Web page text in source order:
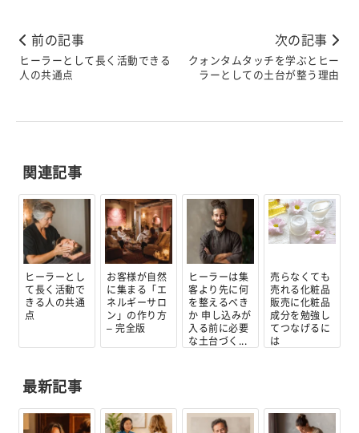
前の記事
ヒーラーとして長く活動できる
人の共通点
次の記事
クォンタムタッチを学ぶとヒー
ラーとしての土台が整う理由
関連記事
ヒーラーとし
て長く活動で
きる人の共通
点
お客様が自然
に集まる「エ
ネルギーサロ
ン」の作り方
– 完全版
ヒーラーは集
客より先に何
を整えるべき
か 申し込みが
入る前に必要
な土台づく...
売らなくても
売れる化粧品
販売に化粧品
成分を勉強し
てつなげるに
は
最新記事